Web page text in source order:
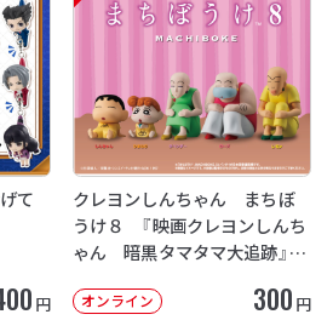
て
円
クレヨンしんちゃん まちぼ
うけ８ 『映画クレヨンしんち
ゃん 暗黒タマタマ大追跡』【2
オンライン 300 円